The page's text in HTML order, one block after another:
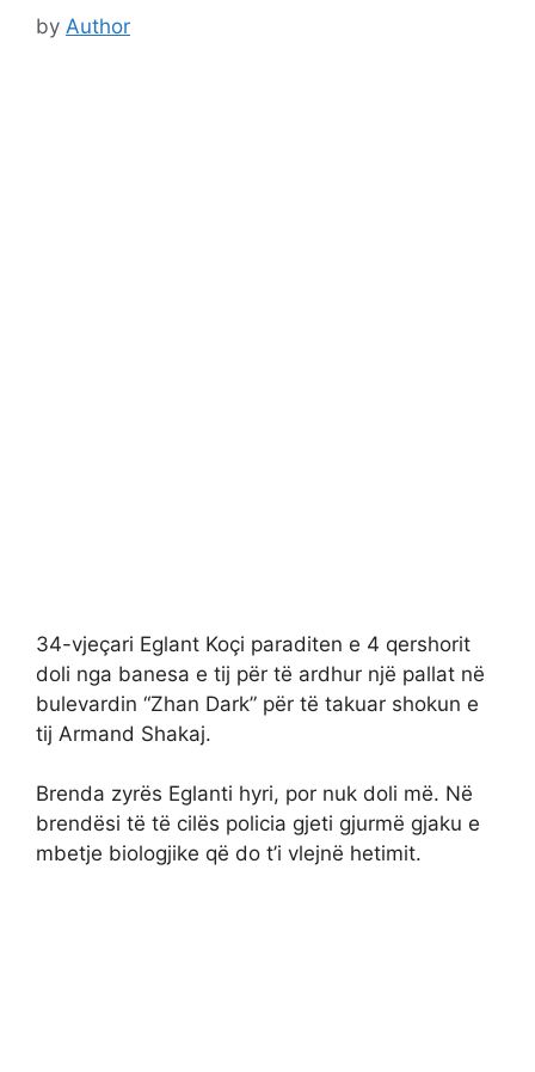
by Author
34-vjeçari Eglant Koçi paraditen e 4 qershorit
doli nga banesa e tij për të ardhur një pallat në
bulevardin “Zhan Dark” për të takuar shokun e
tij Armand Shakaj.
Brenda zyrës Eglanti hyri, por nuk doli më. Në
brendësi të të cilës policia gjeti gjurmë gjaku e
mbetje biologjike që do t’i vlejnë hetimit.